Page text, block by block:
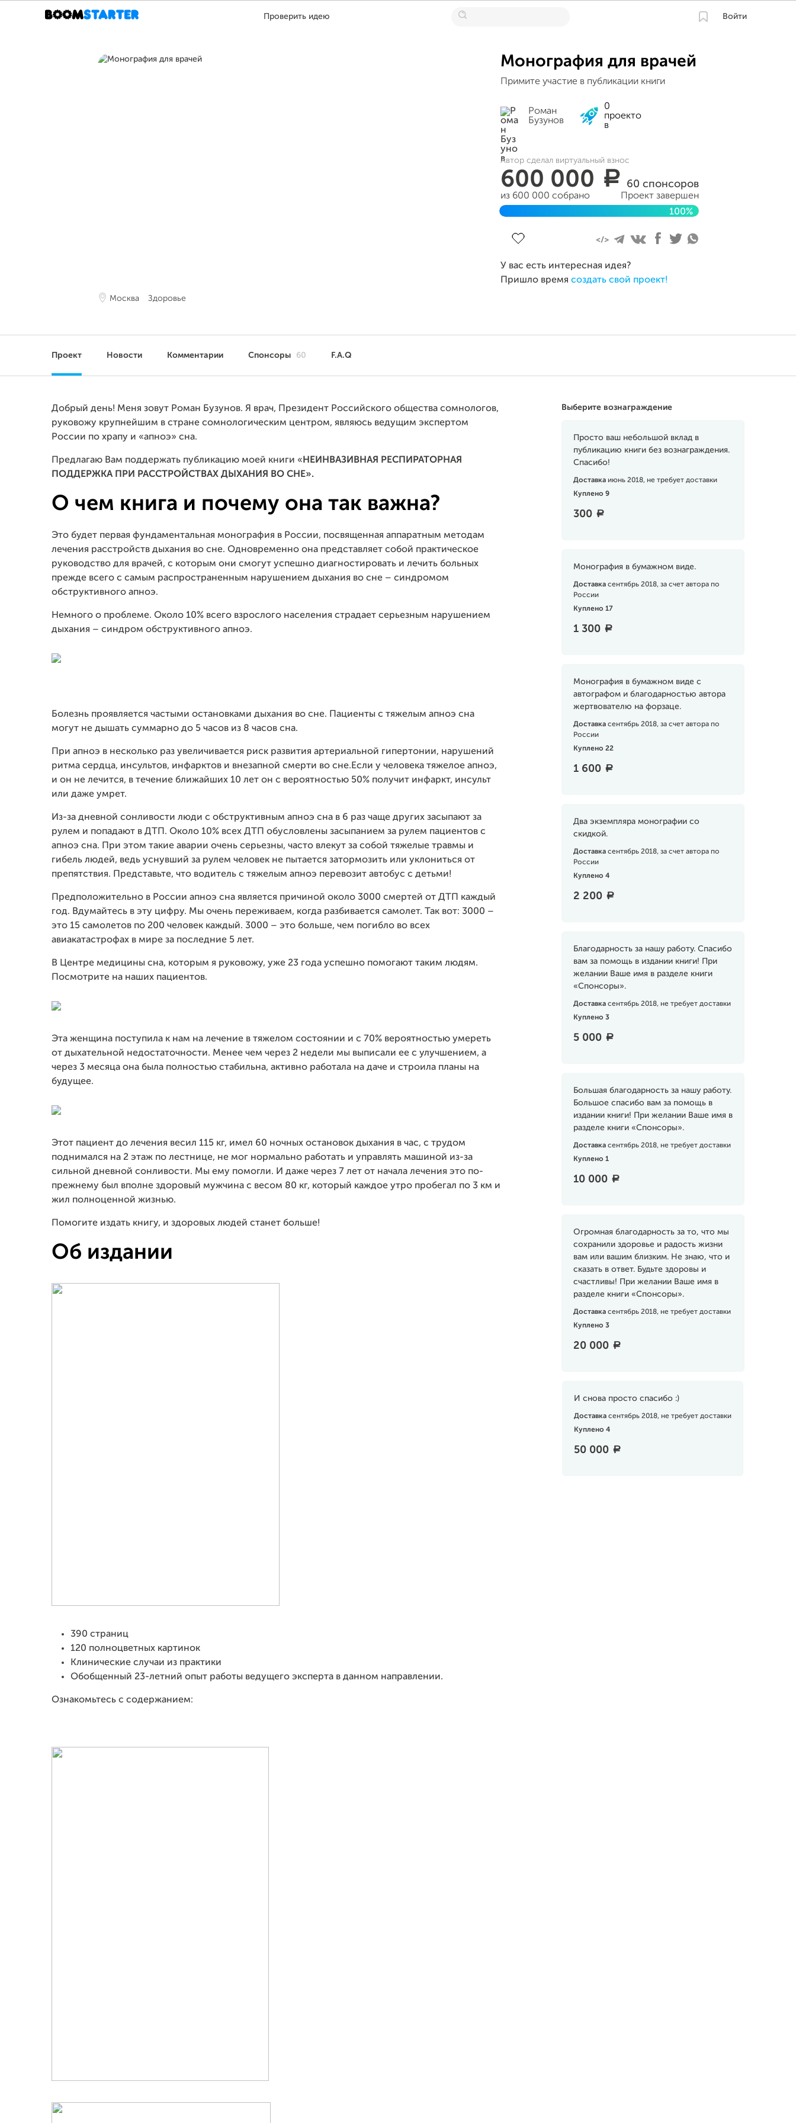
Проверить идею Войти
Москва Здоровье
Монография для врачей
Примите участие в публикации книги
Роман
Бузунов
0
проекто
в
Автор сделал виртуальный взнос
600 000 a
из 600 000 собрано
60 спонсоров
Проект завершен
100%
У вас есть интересная идея?
Пришло время создать свой проект!
Проект Новости Комментарии Спонсоры 60 F.A.Q
Выберите вознаграждение
Просто ваш небольшой вклад в
публикацию книги без вознаграждения.
Спасибо!
Доставка июнь 2018, не требует доставки
Куплено 9
300 a
Монография в бумажном виде.
Доставка сентябрь 2018, за счет автора по
России
Куплено 17
1 300 a
Монография в бумажном виде с
автографом и благодарностью автора
жертвователю на форзаце.
Доставка сентябрь 2018, за счет автора по
России
Куплено 22
1 600 a
Два экземпляра монографии со
скидкой.
Доставка сентябрь 2018, за счет автора по
России
Куплено 4
2 200 a
Благодарность за нашу работу. Спасибо
вам за помощь в издании книги! При
желании Ваше имя в разделе книги
«Спонсоры».
Доставка сентябрь 2018, не требует доставки
Куплено 3
5 000 a
Большая благодарность за нашу работу.
Большое спасибо вам за помощь в
издании книги! При желании Ваше имя в
разделе книги «Спонсоры».
Доставка сентябрь 2018, не требует доставки
Куплено 1
10 000 a
Огромная благодарность за то, что мы
сохранили здоровье и радость жизни
вам или вашим близким. Не знаю, что и
сказать в ответ. Будьте здоровы и
счастливы! При желании Ваше имя в
разделе книги «Спонсоры».
Доставка сентябрь 2018, не требует доставки
Куплено 3
20 000 a
И снова просто спасибо :)
Доставкасентябрь 2018, не требует доставки
Куплено 4
50 000 a
Добрый день! Меня зовут Роман Бузунов. Я врач, Президент Российского общества сомнологов,
руковожу крупнейшим в стране сомнологическим центром, являюсь ведущим экспертом
России по храпу и «апноэ» сна.
Предлагаю Вам поддержать публикацию моей книги « НЕИНВАЗИВНАЯ РЕСПИРАТОРНАЯ
ПОДДЕРЖКА ПРИ РАССТРОЙСТВАХ ДЫХАНИЯ ВО СНЕ».
О чем книга и почему она так важна?
Это будет первая фундаментальная монография в России, посвященная аппаратным методам
лечения расстройств дыхания во сне. Одновременно она представляет собой практическое
руководство для врачей, с которым они смогут успешно диагностировать и лечить больных
прежде всего с самым распространенным нарушением дыхания во сне – синдромом
обструктивного апноэ.
Немного о проблеме. Около 10% всего взрослого населения страдает серьезным нарушением
дыхания – синдром обструктивного апноэ.
Болезнь проявляется частыми остановками дыхания во сне. Пациенты с тяжелым апноэ сна
могут не дышать суммарно до 5 часов из 8 часов сна.
При апноэ в несколько раз увеличивается риск развития артериальной гипертонии, нарушений
ритма сердца, инсультов, инфарктов и внезапной смерти во сне.Если у человека тяжелое апноэ,
и он не лечится, в течение ближайших 10 лет он с вероятностью 50% получит инфаркт, инсульт
или даже умрет.
Из-за дневной сонливости люди с обструктивным апноэ сна в 6 раз чаще других засыпают за
рулем и попадают в ДТП. Около 10% всех ДТП обусловлены засыпанием за рулем пациентов с
апноэ сна. При этом такие аварии очень серьезны, часто влекут за собой тяжелые травмы и
гибель людей, ведь уснувший за рулем человек не пытается затормозить или уклониться от
препятствия. Представьте, что водитель с тяжелым апноэ перевозит автобус с детьми!
Предположительно в России апноэ сна является причиной около 3000 смертей от ДТП каждый
год. Вдумайтесь в эту цифру. Мы очень переживаем, когда разбивается самолет. Так вот: 3000 –
это 15 самолетов по 200 человек каждый. 3000 – это больше, чем погибло во всех
авиакатастрофах в мире за последние 5 лет.
В Центре медицины сна, которым я руковожу, уже 23 года успешно помогают таким людям.
Посмотрите на наших пациентов.
Эта женщина поступила к нам на лечение в тяжелом состоянии и с 70% вероятностью умереть
от дыхательной недостаточности. Менее чем через 2 недели мы выписали ее с улучшением, а
через 3 месяца она была полностью стабильна, активно работала на даче и строила планы на
будущее.
Этот пациент до лечения весил 115 кг, имел 60 ночных остановок дыхания в час, с трудом
поднимался на 2 этаж по лестнице, не мог нормально работать и управлять машиной из-за
сильной дневной сонливости. Мы ему помогли. И даже через 7 лет от начала лечения это по-
прежнему был вполне здоровый мужчина с весом 80 кг, который каждое утро пробегал по 3 км и
жил полноценной жизнью.
Помогите издать книгу, и здоровых людей станет больше!
Об издании
390 страниц
120 полноцветных картинок
Клинические случаи из практики
Обобщенный 23-летний опыт работы ведущего эксперта в данном направлении.
Ознакомьтесь с содержанием: